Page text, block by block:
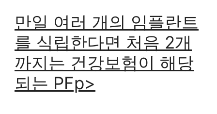
만일 여러 개의 임플란트
를 식립한다면 처음 2개
까지는 건강보험이 해당
되는 PFp>